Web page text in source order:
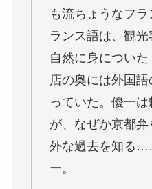
も流ちょうなフ
ランス語は、観
自然に身についた
店の奥には外国
っていた。優一
が、なぜか京都
外な過去を知る
ー。